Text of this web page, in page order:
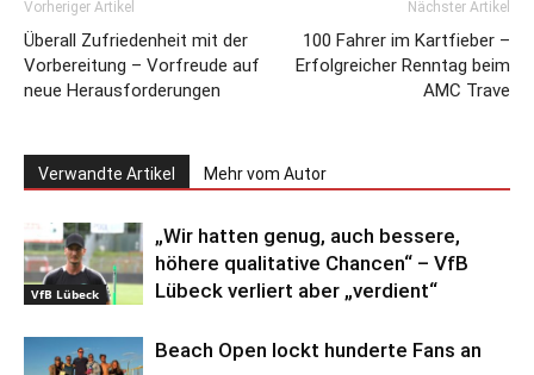
Vorheriger Artikel
Überall Zufriedenheit mit der
Vorbereitung – Vorfreude auf
neue Herausforderungen
Nächster Artikel
100 Fahrer im Kartfieber –
Erfolgreicher Renntag beim
AMC Trave
Verwandte Artikel Mehr vom Autor
VfB Lübeck
„Wir hatten genug, auch bessere,
höhere qualitative Chancen“ – VfB
Lübeck verliert aber „verdient“
Beach Open lockt hunderte Fans an